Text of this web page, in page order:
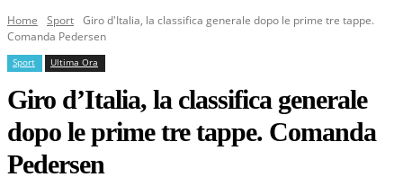
Home Sport Giro d'Italia, la classifica generale dopo le prime tre tappe.
Comanda Pedersen
Sport Ultima Ora
Giro d’Italia, la classifica generale
dopo le prime tre tappe. Comanda
Pedersen